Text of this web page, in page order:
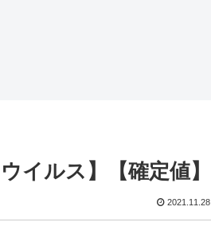
イルス】【確定値】
2021.11.28